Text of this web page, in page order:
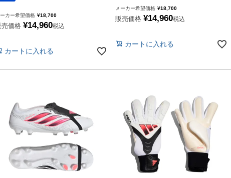
ーカー希望価格 ¥18,700
売価格 ¥14,960税込
カートに入れる
メーカー希望価格 ¥18,700
販売価格 ¥14,960税込
カートに入れる